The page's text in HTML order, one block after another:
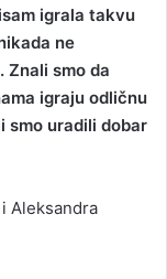
igrala takvu
ne
Znali smo da
igraјu odličnu
smo uradili dobar
Aleksandra